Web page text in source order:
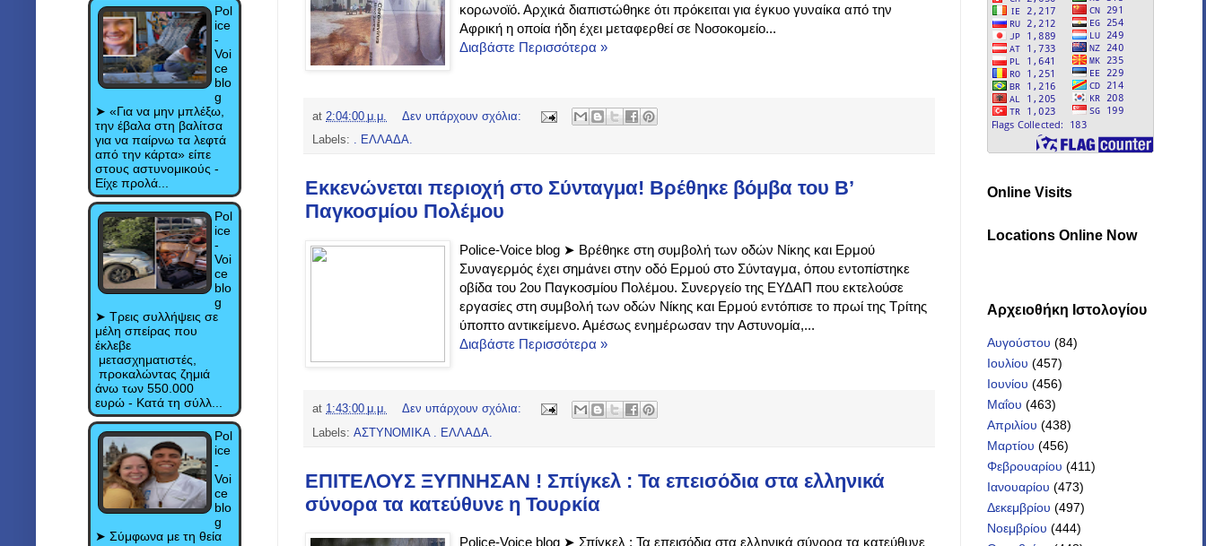
κορωνοϊό. Αρχικά διαπιστώθηκε ότι πρόκειται για έγκυο γυναίκα από την
Αφρική η οποία ήδη έχει μεταφερθεί σε Νοσοκομείο...
Διαβάστε Περισσότερα »
at 2:04:00 μ.μ.
Δεν υπάρχουν σχόλια:
Labels: . ΕΛΛΑΔΑ.
Εκκενώνεται περιοχή στο Σύνταγμα! Βρέθηκε βόμβα του Β’
Παγκοσμίου Πολέμου
Police-Voice blog ➤ Βρέθηκε στη συμβολή των οδών Νίκης και Ερμού
Συναγερμός έχει σημάνει στην οδό Ερμού στο Σύνταγμα, όπου εντοπίστηκε
οβίδα του 2ου Παγκοσμίου Πολέμου. Συνεργείο της ΕΥΔΑΠ που εκτελούσε
εργασίες στη συμβολή των οδών Νίκης και Ερμού εντόπισε το πρωί της Τρίτης
ύποπτο αντικείμενο. Αμέσως ενημέρωσαν την Αστυνομία,...
Διαβάστε Περισσότερα »
at 1:43:00 μ.μ.
Δεν υπάρχουν σχόλια:
Labels: ΑΣΤΥΝΟΜΙΚΑ . ΕΛΛΑΔΑ.
ΕΠΙΤΕΛΟΥΣ ΞΥΠΝΗΣΑΝ ! Σπίγκελ : Τα επεισόδια στα ελληνικά
σύνορα τα κατεύθυνε η Τουρκία
Police-Voice blog ➤ Σπίγκελ : Τα επεισόδια στα ελληνικά σύνορα τα κατεύθυνε
Pol
ice
-
Voi
ce
blo
g
➤ «Για να μην μπλέξω,
την έβαλα στη βαλίτσα
για να παίρνω τα λεφτά
από την κάρτα» είπε
στους αστυνομικούς -
Είχε προλά...
Pol
ice
-
Voi
ce
blo
g
➤ Τρεις συλλήψεις σε
μέλη σπείρας που
έκλεβε
μετασχηματιστές,
προκαλώντας ζημιά
άνω των 550.000
ευρώ - Κατά τη σύλλ...
Pol
ice
-
Voi
ce
blo
g
➤ Σύμφωνα με τη θεία
Online Visits
Locations Online Now
Αρχειοθήκη Iστολογίου
Αυγούστου (84)
Ιουλίου (457)
Ιουνίου (456)
Μαΐου (463)
Απριλίου (438)
Μαρτίου (456)
Φεβρουαρίου (411)
Ιανουαρίου (473)
Δεκεμβρίου (497)
Νοεμβρίου (444)